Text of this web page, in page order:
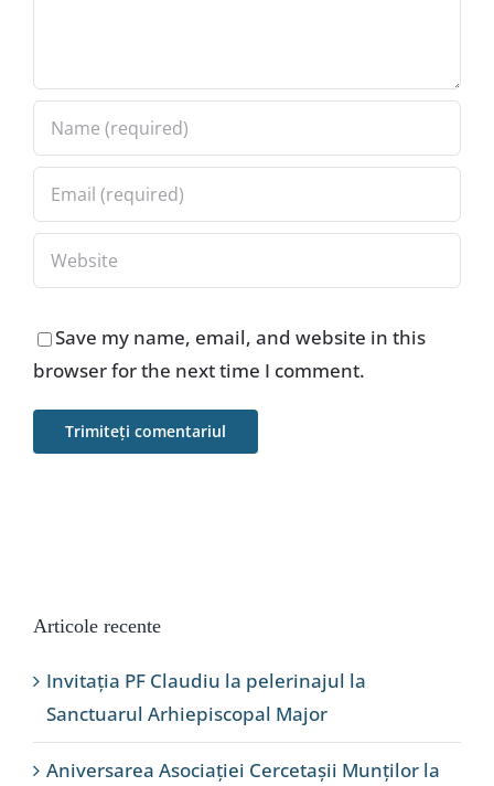
Save my name, email, and website in this
browser for the next time I comment.
Articole recente
Invitația PF Claudiu la pelerinajul la
Sanctuarul Arhiepiscopal Major
Aniversarea Asociației Cercetașii Munților la